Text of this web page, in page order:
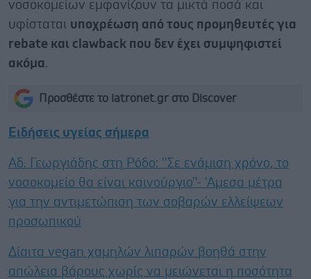
νοσοκομείων εμφανίζουν τα μικτά ποσά και
υφίσταται υποχρέωση από τους προμηθευτές για
rebate και clawback που δεν έχει συμψηφιστεί
ακόμα.
Προσθέστε το iatronet.gr στο Discover
Ειδήσεις υγείας σήμερα
Αδ. Γεωργιάδης στη Ρόδο: ''Σε ενάμιση χρόνο, το
νοσοκομείο θα είναι καινούργιο''- 'Αμεσα μέτρα
για την αντιμετώπιση των σοβαρών ελλείψεων
προσωπικού
Δίαιτα vegan χαμηλών λιπαρών βοηθά στην
απώλεια βάρους χωρίς να μειώνεται η ποσότητα